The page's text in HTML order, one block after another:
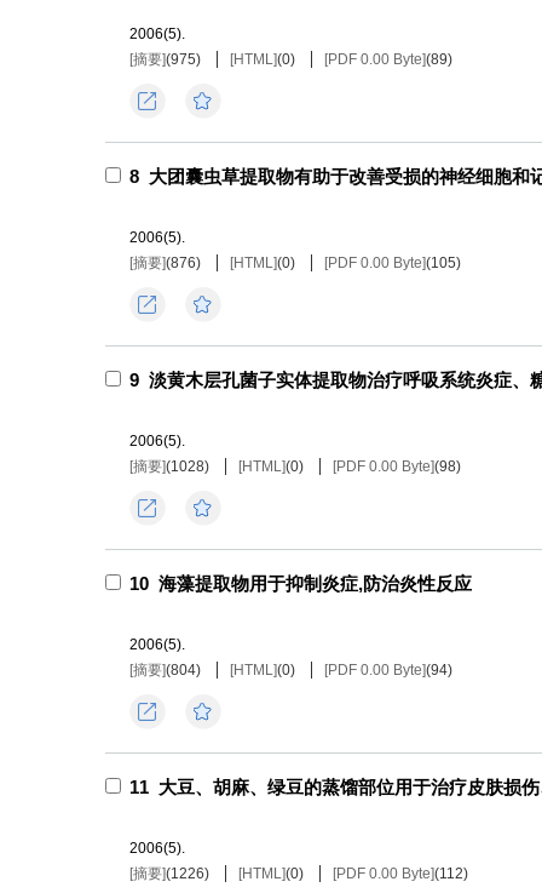
2006(5).
[摘要](975) [HTML](0) [PDF 0.00 Byte](89)
8 大团囊虫草提取物有助于改善受损的神经细胞和
2006(5).
[摘要](876) [HTML](0) [PDF 0.00 Byte](105)
9 淡黄木层孔菌子实体提取物治疗呼吸系统炎症、
2006(5).
[摘要](1028) [HTML](0) [PDF 0.00 Byte](98)
10 海藻提取物用于抑制炎症,防治炎性反应
2006(5).
[摘要](804) [HTML](0) [PDF 0.00 Byte](94)
11 大豆、胡麻、绿豆的蒸馏部位用于治疗皮肤损
2006(5).
[摘要](1226) [HTML](0) [PDF 0.00 Byte](112)